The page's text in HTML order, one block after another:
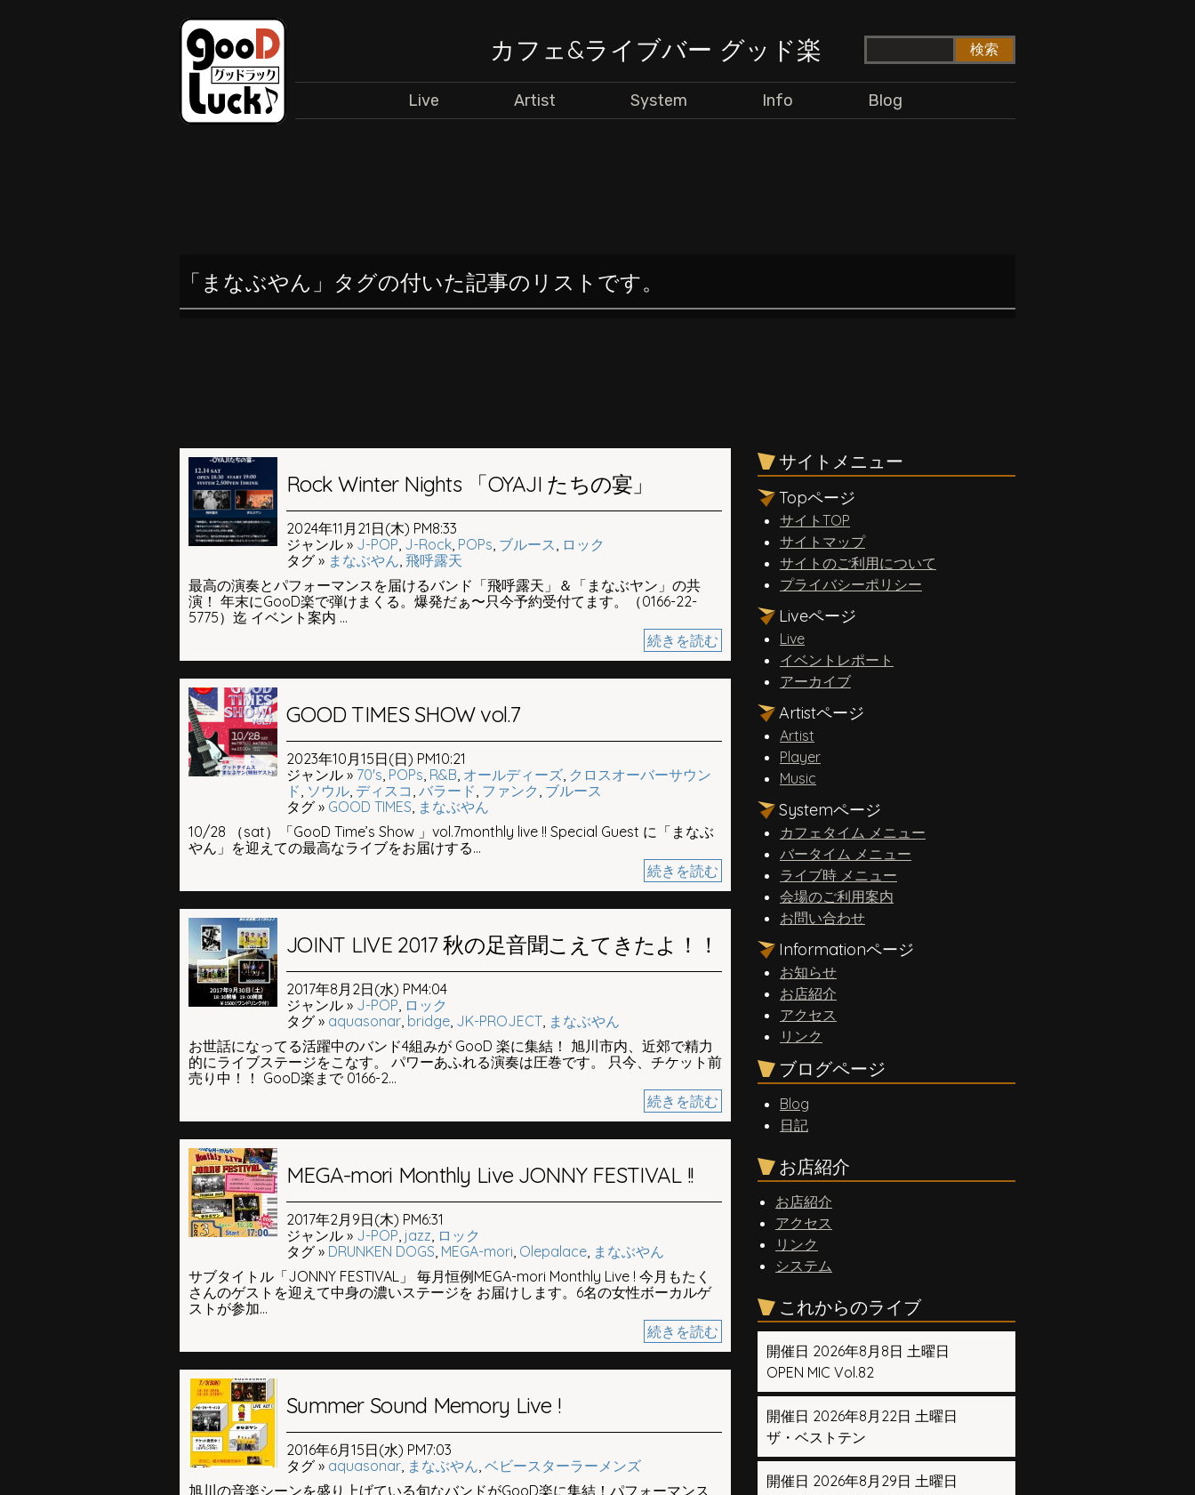
カフェ&ライブバー グッド楽
Live Artist System Info Blog
「まなぶやん」タグの付いた記事のリストです。
Rock Winter Nights 「OYAJI たちの宴」
2024年11月21日(木) PM8:33
ジャンル » J-POP, J-Rock, POPs, ブルース, ロック
タグ » まなぶやん, 飛呼露天
最高の演奏とパフォーマンスを届けるバンド「飛呼露天」＆「まなぶヤン」の共
演！ 年末にGooD楽で弾けまくる。爆発だぁ〜只今予約受付てます。（0166-22-
5775）迄 イベント案内 ...
続きを読む
GOOD TIMES SHOW vol.7
2023年10月15日(日) PM10:21
ジャンル » 70's, POPs, R&B, オールディーズ, クロスオーバーサウン
ド, ソウル, ディスコ , バラード, ファンク , ブルース
タグ » GOOD TIMES, まなぶやん
10/28 （sat）「GooD Time’s Show 」vol.7monthly live !! Special Guest に「まなぶ
やん」を迎えての最高なライブをお届けする...
続きを読む
JOINT LIVE 2017 秋の足音聞こえてきたよ！！
2017年8月2日(水) PM4:04
ジャンル » J-POP, ロック
タグ » aquasonar, bridge, JK-PROJECT, まなぶやん
お世話になってる活躍中のバンド4組みが GooD 楽に集結！ 旭川市内、近郊で精力
的にライブステージをこなす。 パワーあふれる演奏は圧巻です。 只今、チケット前
売り中！！ GooD楽まで 0166-2...
続きを読む
MEGA-mori Monthly Live JONNY FESTIVAL !!
2017年2月9日(木) PM6:31
ジャンル » J-POP, jazz, ロック
タグ » DRUNKEN DOGS, MEGA-mori, Olepalace, まなぶやん
サブタイトル「JONNY FESTIVAL」 毎月恒例MEGA-mori Monthly Live ! 今月もたく
さんのゲストを迎えて中身の濃いステージを お届けします。6名の女性ボーカルゲ
ストが参加...
続きを読む
Summer Sound Memory Live !
2016年6月15日(水) PM7:03
タグ » aquasonar, まなぶやん, ベビースターラーメンズ
旭川の音楽シーンを盛り上げている旬なバンドがGooD楽に集結！パフォーマンス
サイトメニュー
Topページ
サイトTOP
サイトマップ
サイトのご利用について
プライバシーポリシー
Liveページ
Live
イベントレポート
アーカイブ
Artistページ
Artist
Player
Music
Systemページ
カフェタイム メニュー
バータイム メニュー
ライブ時 メニュー
会場のご利用案内
お問い合わせ
Informationページ
お知らせ
お店紹介
アクセス
リンク
ブログページ
Blog
日記
お店紹介
お店紹介
アクセス
リンク
システム
これからのライブ
開催日 2026年8月8日 土曜日
OPEN MIC Vol.82
開催日 2026年8月22日 土曜日
ザ・ベストテン
開催日 2026年8月29日 土曜日